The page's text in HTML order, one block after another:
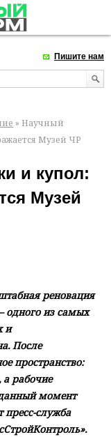
Пишите нам
» Научный
Музей ЧР
и купол:
Музей
реновация
одного из самых
и
После
пространство:
а рабочие
момент
пресс-служба